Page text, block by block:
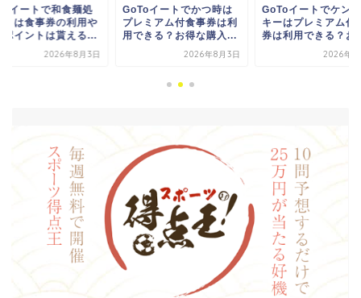
イートでかつ時は
ミアム付食事券は利
きる？お得な購入...
2026年8月3日
GoToイートでケンタッ
キーはプレミアム付食事
券は利用できる？お得...
2026年8月4日
GoToイートで和食
サガミは食事券の利
予約ポイントは貰え
2026年8